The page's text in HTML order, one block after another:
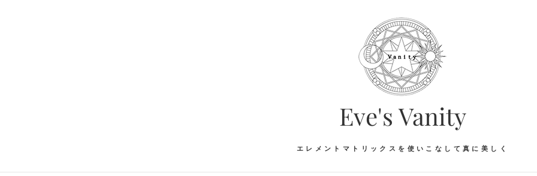
Eve's Vanity
エレメントマトリックスを使いこなして真に美しく